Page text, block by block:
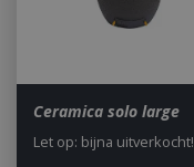
Ceramica solo large
Let op: bijna uitverkocht!